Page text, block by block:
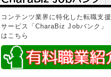
コンテンツ業界に特化した転職支援
サービス「CharaBiz Jobバンク」
はこちら